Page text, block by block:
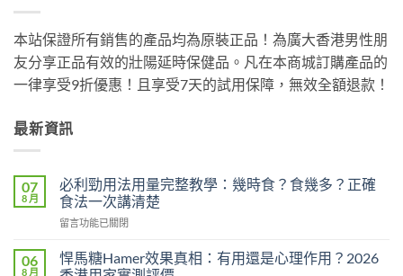
本站保證所有銷售的產品均為原裝正品！為廣大香港男性朋
友分享正品有效的壯陽延時保健品。凡在本商城訂購產品的
一律享受9折優惠！且享受7天的試用保障，無效全額退款！
最新資訊
07
8 月
必利勁用法用量完整教學：幾時食？食幾多？正確
食法一次講清楚
在
利
勁
留言功能已關閉
06
8 月
悍馬糖Hamer效果真相：有用還是心理作用？2026